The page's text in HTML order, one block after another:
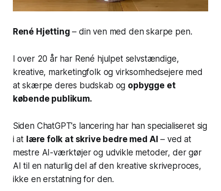
René Hjetting – din ven med den skarpe pen.
I over 20 år har René hjulpet selvstændige,
kreative, marketingfolk og virksomhedsejere med
at skærpe deres budskab og opbygge et
købende publikum.
Siden ChatGPT's lancering har han specialiseret sig
i at lære folk at skrive bedre med AI – ved at
mestre AI-værktøjer og udvikle metoder, der gør
AI til en naturlig del af den kreative skriveproces,
ikke en erstatning for den.